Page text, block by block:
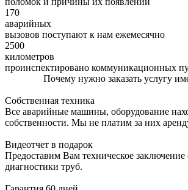
170
аварийных
вызовов поступают к нам ежемесячно
2500
километров
проинспектировано коммуникационных
Почему нужно заказать услугу
Собственная техника
Все аварийные машины, оборудование
собственности. Мы не платим за них
Видеотчет в подарок
Предоставим Вам техническое заключение
диагностики труб.